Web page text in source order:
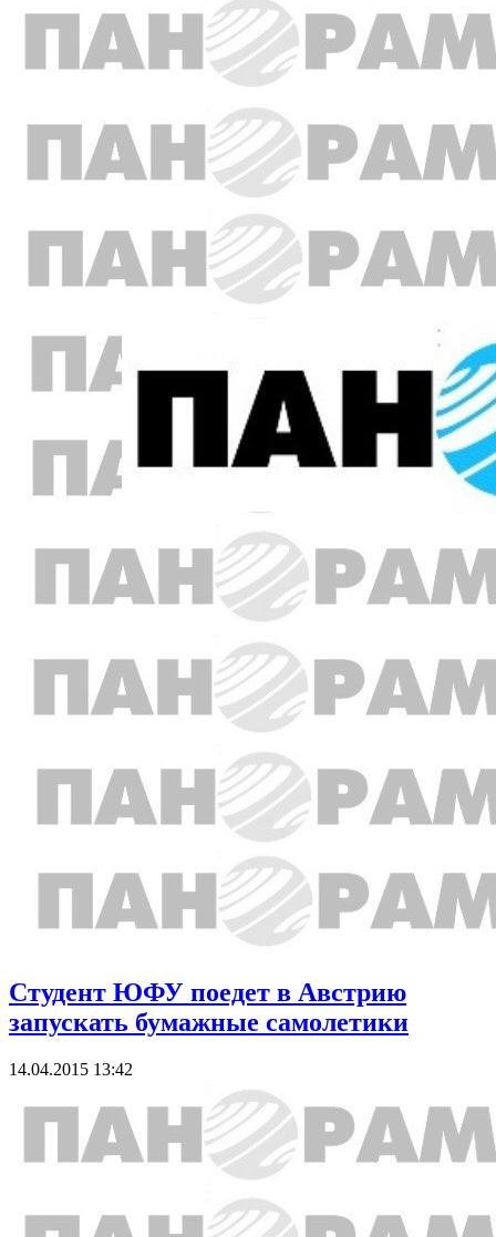
Студент ЮФУ поедет в Австрию
запускать бумажные самолетики
14.04.2015 13:42